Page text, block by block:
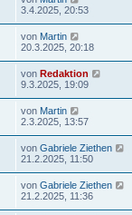
3.4.2025, 20:53
von Martin
20.3.2025, 20:18
von Redaktion
9.3.2025, 19:09
von Martin
2.3.2025, 13:57
von Gabriele Ziethen
21.2.2025, 11:50
von Gabriele Ziethen
21.2.2025, 11:36